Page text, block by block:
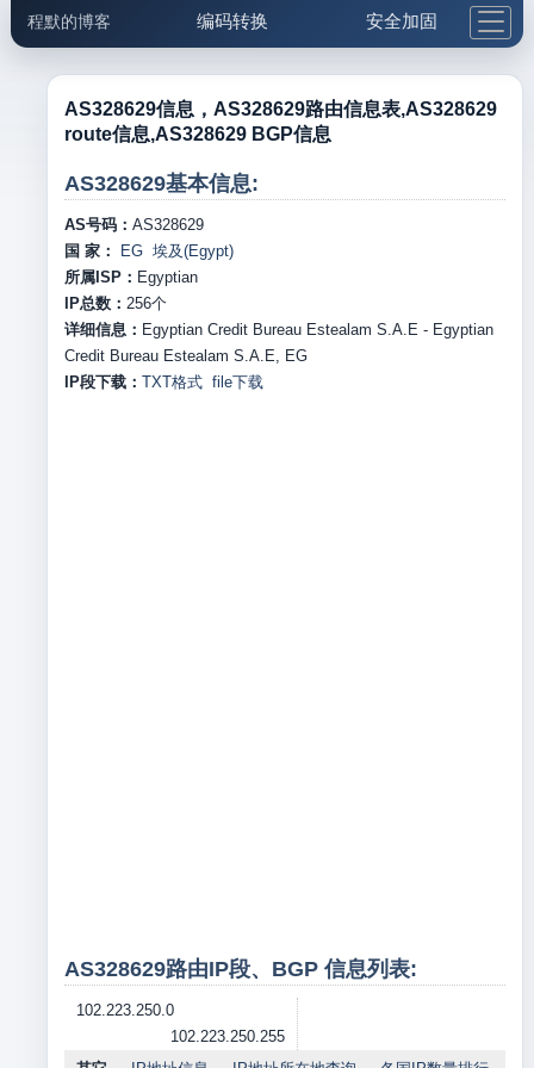
程默的博客 编码转换 安全加固
邮件工具 生活便民 更多工具
5.1支付宝大红包
AS328629信息，AS328629路由信息表,AS328629
route信息,AS328629 BGP信息
AS328629基本信息:
AS号码： AS328629
国 家：
EG 埃及(Egypt)
所属ISP： Egyptian
IP总数： 256个
详细信息： Egyptian Credit Bureau Estealam S.A.E - Egyptian
Credit Bureau Estealam S.A.E, EG
IP段下载： TXT格式 file下载
AS328629路由IP段、BGP 信息列表:
102.223.250.0
102.223.250.255